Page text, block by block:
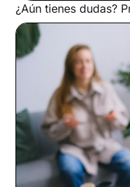
¿Aún tienes dudas?